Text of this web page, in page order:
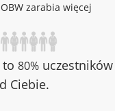
zarabia więcej
to 80% uczestników
Ciebie.